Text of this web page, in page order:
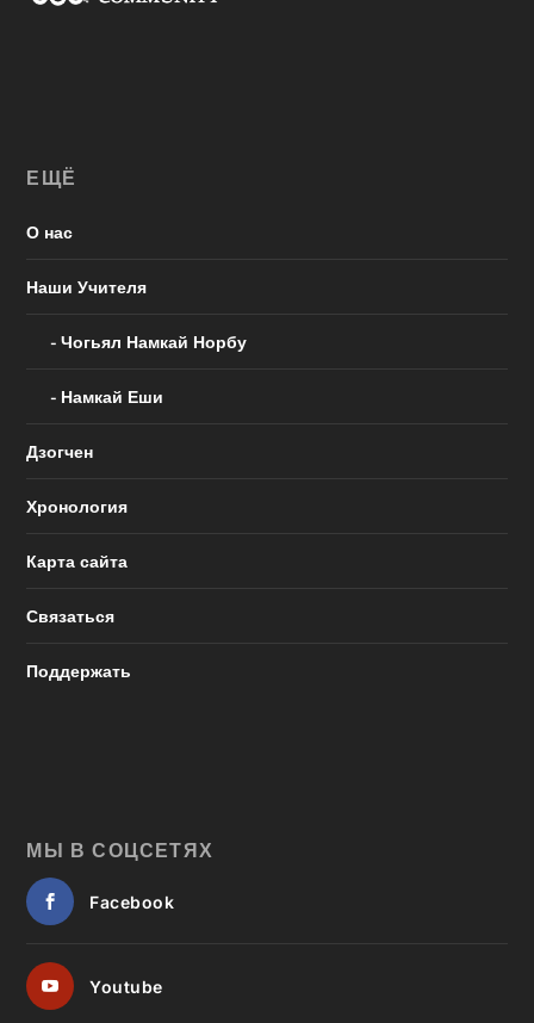
ЕЩЁ
О нас
Наши Учителя
Чогьял Намкай Норбу
Намкай Еши
Дзогчен
Хронология
Карта сайта
Связаться
Поддержать
МЫ В СОЦСЕТЯХ
Facebook
Youtube